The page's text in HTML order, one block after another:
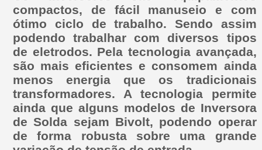
compactos, de fácil manuseio e com
ótimo ciclo de trabalho. Sendo assim
podendo trabalhar com diversos tipos
de eletrodos. Pela tecnologia avançada,
são mais eficientes e consomem ainda
menos energia que os tradicionais
transformadores. A tecnologia permite
ainda que alguns modelos de Inversora
de Solda sejam Bivolt, podendo operar
de forma robusta sobre uma grande